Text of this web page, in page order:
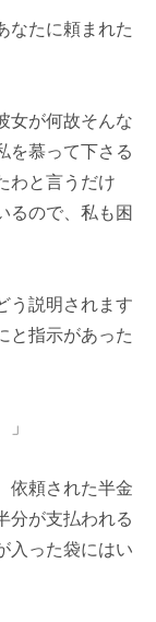
なたに頼まれた
女が何故そんな
を慕って下さる
わと言うだけ
るので、私も困
う説明されます
と指示があった
依頼された半金
分が支払われる
入った袋にはい